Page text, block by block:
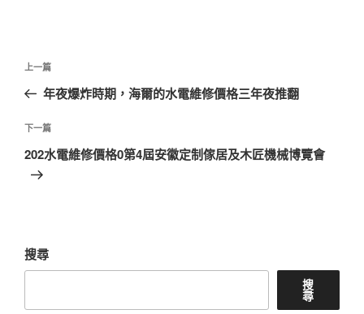
文
導
覽
上
一
文
章
上一篇
年夜爆炸時期，海爾的水電維修價格三年夜推翻
下
一
下一篇
202水電維修價格0第4屆安徽定制傢居及木匠機械博覽會
搜尋
搜
尋